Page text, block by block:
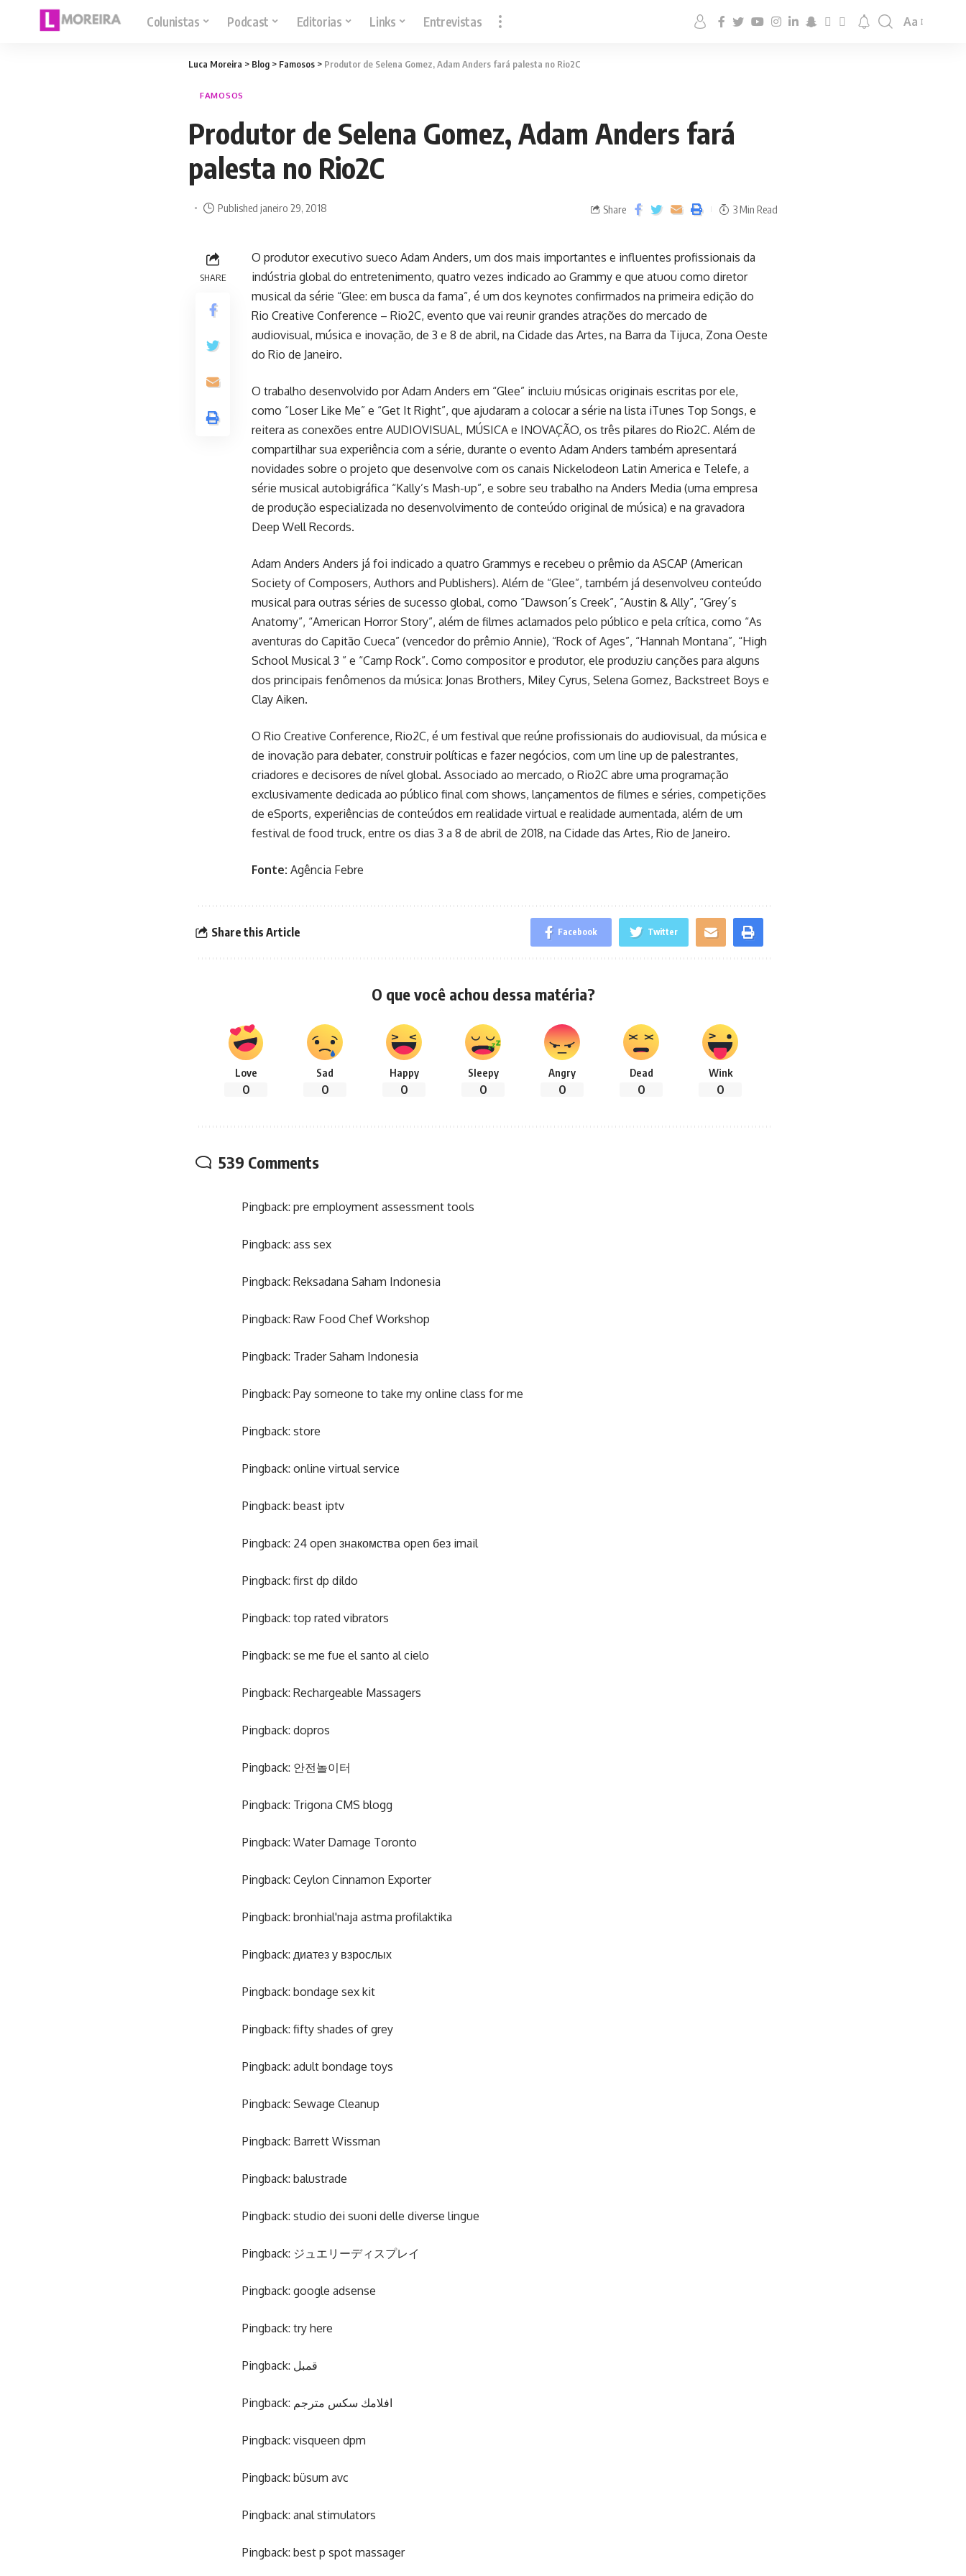
Colunistas Podcast Editorias Links Entrevistas Aa
Luca Moreira > Blog > Famosos > Produtor de Selena Gomez, Adam Anders fará palesta no Rio2C
FAMOSOS
Produtor de Selena Gomez, Adam Anders fará
palesta no Rio2C
Published janeiro 29, 2018 Share 3 Min Read
SHARE
O produtor executivo sueco Adam Anders, um dos mais importantes e influentes profissionais da
indústria global do entretenimento, quatro vezes indicado ao Grammy e que atuou como diretor
musical da série “Glee: em busca da fama”, é um dos keynotes confirmados na primeira edição do
Rio Creative Conference – Rio2C, evento que vai reunir grandes atrações do mercado de
audiovisual, música e inovação, de 3 e 8 de abril, na Cidade das Artes, na Barra da Tijuca, Zona Oeste
do Rio de Janeiro.
O trabalho desenvolvido por Adam Anders em “Glee” incluiu músicas originais escritas por ele,
como “Loser Like Me” e “Get It Right”, que ajudaram a colocar a série na lista iTunes Top Songs, e
reitera as conexões entre AUDIOVISUAL, MÚSICA e INOVAÇÃO, os três pilares do Rio2C. Além de
compartilhar sua experiência com a série, durante o evento Adam Anders também apresentará
novidades sobre o projeto que desenvolve com os canais Nickelodeon Latin America e Telefe, a
série musical autobigráfica “Kally’s Mash-up”, e sobre seu trabalho na Anders Media (uma empresa
de produção especializada no desenvolvimento de conteúdo original de música) e na gravadora
Deep Well Records.
Adam Anders Anders já foi indicado a quatro Grammys e recebeu o prêmio da ASCAP (American
Society of Composers, Authors and Publishers). Além de “Glee”, também já desenvolveu conteúdo
musical para outras séries de sucesso global, como “Dawson´s Creek”, “Austin & Ally”, “Grey´s
Anatomy”, “American Horror Story”, além de filmes aclamados pelo público e pela crítica, como “As
aventuras do Capitão Cueca” (vencedor do prêmio Annie), “Rock of Ages”, “Hannah Montana”, “High
School Musical 3 ” e “Camp Rock”. Como compositor e produtor, ele produziu canções para alguns
dos principais fenômenos da música: Jonas Brothers, Miley Cyrus, Selena Gomez, Backstreet Boys e
Clay Aiken.
O Rio Creative Conference, Rio2C, é um festival que reúne profissionais do audiovisual, da música e
de inovação para debater, construir políticas e fazer negócios, com um line up de palestrantes,
criadores e decisores de nível global. Associado ao mercado, o Rio2C abre uma programação
exclusivamente dedicada ao público final com shows, lançamentos de filmes e séries, competições
de eSports, experiências de conteúdos em realidade virtual e realidade aumentada, além de um
festival de food truck, entre os dias 3 a 8 de abril de 2018, na Cidade das Artes, Rio de Janeiro.
Fonte: Agência Febre
Share this Article Facebook Twitter
O que você achou dessa matéria?
Love
0
Sad
0
Happy
0
Sleepy
0
Angry
0
Dead
0
Wink
0
539 Comments
Pingback: pre employment assessment tools
Pingback: ass sex
Pingback: Reksadana Saham Indonesia
Pingback: Raw Food Chef Workshop
Pingback: Trader Saham Indonesia
Pingback: Pay someone to take my online class for me
Pingback: store
Pingback: online virtual service
Pingback: beast iptv
Pingback: 24 open знакомства open без imail
Pingback: first dp dildo
Pingback: top rated vibrators
Pingback: se me fue el santo al cielo
Pingback: Rechargeable Massagers
Pingback: dopros
Pingback: 안전놀이터
Pingback: Trigona CMS blogg
Pingback: Water Damage Toronto
Pingback: Ceylon Cinnamon Exporter
Pingback: bronhial'naja astma profilaktika
Pingback: диатез у взрослых
Pingback: bondage sex kit
Pingback: fifty shades of grey
Pingback: adult bondage toys
Pingback: Sewage Cleanup
Pingback: Barrett Wissman
Pingback: balustrade
Pingback: studio dei suoni delle diverse lingue
Pingback: ジュエリーディスプレイ
Pingback: google adsense
Pingback: try here
Pingback: قمبل
Pingback: افلامك سكس مترجم
Pingback: visqueen dpm
Pingback: büsum avc
Pingback: anal stimulators
Pingback: best p spot massager